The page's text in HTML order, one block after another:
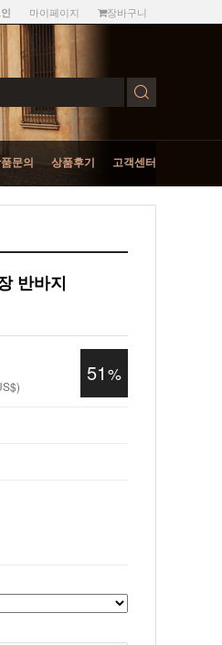
마이페이지 장바구니
문의 상품후기 고객센터
반바지
51%